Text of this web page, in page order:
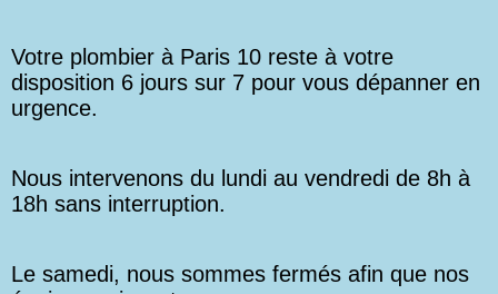
Votre plombier à Paris 10 reste à votre
disposition 6 jours sur 7 pour vous dépanner en
urgence.
Nous intervenons du lundi au vendredi de 8h à
18h sans interruption.
Le samedi, nous sommes fermés afin que nos